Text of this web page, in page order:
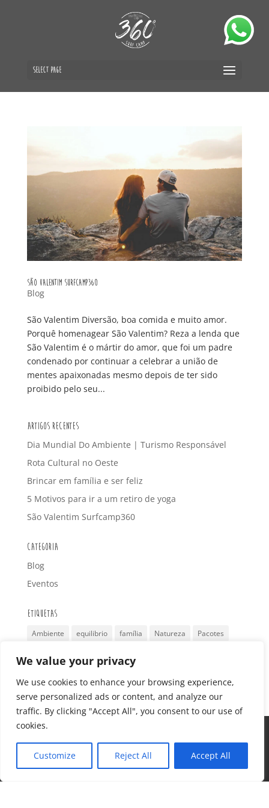
We value your privacy
We use cookies to enhance your browsing experience,
serve personalized ads or content, and analyze our
traffic. By clicking "Accept All", you consent to our use of
cookies.
Customize Reject All Accept All
Select Page
São Valentim Surfcamp360
Blog
São Valentim Diversão, boa comida e muito amor.
Porquê homenagear São Valentim? Reza a lenda que
São Valentim é o mártir do amor, que foi um padre
condenado por continuar a celebrar a união de
mentes apaixonadas mesmo depois de ter sido
proibido pelo seu...
Artigos Recentes
Dia Mundial Do Ambiente | Turismo Responsável
Rota Cultural no Oeste
Brincar em família e ser feliz
5 Motivos para ir a um retiro de yoga
São Valentim Surfcamp360
Categoria
Blog
Eventos
Etiquetas
Ambiente equilibrio família Natureza
Pacotes
yoga
Home Page
Pacotes
Eventos Galeria
Contactos
Termos e Condições Blog